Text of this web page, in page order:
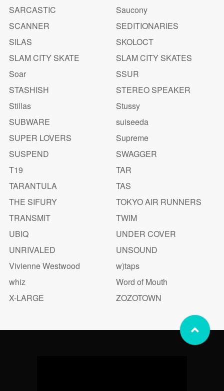
SARCASTIC
Saucony
SCANNER
SEDITIONARIES
SILAS
SKOLOCT
SLAM CITY SKATE
SLAM CITY SKATES
Soar
SSUR
STASHISH
STEREO SPEAKER
Stillas
Stussy
SUBWARE
suiseeda
SUPER LOVERS
Supreme
SUSPEND
SWAGGER
T19
TAR
TARANTULA
TAS
THE SIFURY
TOKYO AIR RUNNERS
TRANSMIT
TWIM
UBIQ
UNDER COVER
UNRIVALED
UNSOUND
Vivienne Westwood
w)taps
whiz
Word of Mouth
X-LARGE
ZOZOTOWN